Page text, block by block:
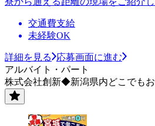
交通費支給
未経験OK
詳細を見る
応募画面に進む
アルバイト・パート
株式会社創新◆新潟県内どこでも